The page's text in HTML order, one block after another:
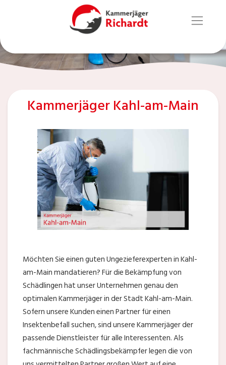
Kammerjäger Kahl-am-Main
Möchten Sie einen guten Ungezieferexperten in Kahl-
am-Main mandatieren? Für die Bekämpfung von
Schädlingen hat unser Unternehmen genau den
optimalen Kammerjäger in der Stadt Kahl-am-Main.
Sofern unsere Kunden einen Partner für einen
Insektenbefall suchen, sind unsere Kammerjäger der
passende Dienstleister für alle Interessenten. Als
fachmännische Schädlingsbekämpfer legen die von